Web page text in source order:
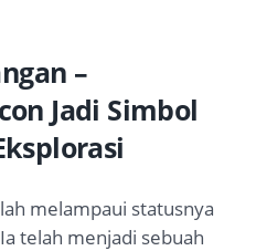
–
Jadi Simbol
melampaui statusnya
telah menjadi sebuah